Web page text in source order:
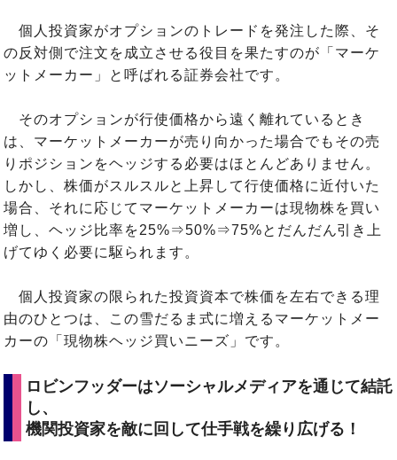
個人投資家がオプションのトレードを発注した際、そ
の反対側で注文を成立させる役目を果たすのが「マーケ
ットメーカー」と呼ばれる証券会社です。
そのオプションが行使価格から遠く離れているとき
は、マーケットメーカーが売り向かった場合でもその売
りポジションをヘッジする必要はほとんどありません。
しかし、株価がスルスルと上昇して行使価格に近付いた
場合、それに応じてマーケットメーカーは現物株を買い
増し、ヘッジ比率を25%⇒50%⇒75%とだんだん引き上
げてゆく必要に駆られます。
個人投資家の限られた投資資本で株価を左右できる理
由のひとつは、この雪だるま式に増えるマーケットメー
カーの「現物株ヘッジ買いニーズ」です。
ロビンフッダーはソーシャルメディアを通じて結託
し、
機関投資家を敵に回して仕手戦を繰り広げる！